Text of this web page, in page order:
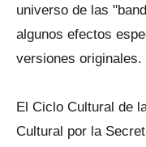
universo de las
algunos efectos
versiones originales.
El Ciclo Cultural de
Cultural por la